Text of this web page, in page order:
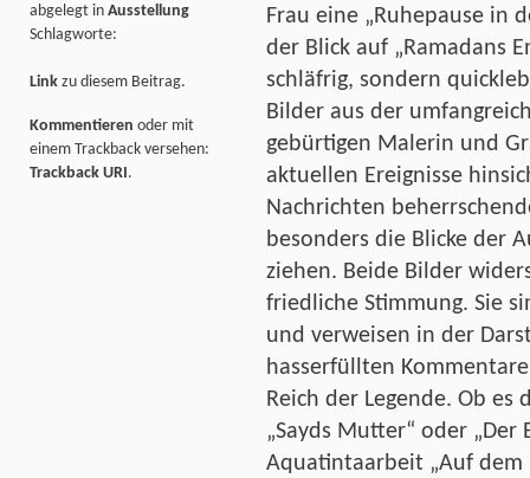
Frau eine „Ruhepause in
der Blick auf „Ramadans
schläfrig, sondern
Bilder aus der
gebürtigen Malerin und
aktuellen Ereignisse
Nachrichten
besonders die Blicke der
ziehen. Beide Bilder
friedliche Stimmung. Sie
und verweisen in der
hasserfüllten
Reich der Legende. Ob
„Sayds Mutter“ oder „Der
Aquatintaarbeit „Auf
abgelegt in Ausstellung
Schlagworte:
Link zu diesem Beitrag.
Kommentieren oder mit
einem Trackback versehen:
Trackback URI.